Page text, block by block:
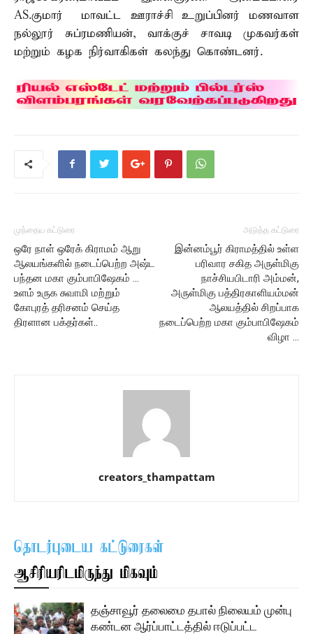
AS.குமார் மாவட்ட ஊராச்சி உறுப்பினர் மணவாள
நல்லூர் சுப்ரமணியன், வாக்குச் சாவடி முகவர்கள்
மற்றும் கழக நிர்வாகிகள் கலந்து கொண்டனர்.
முந்தைய கட்டுரை
ஒரே நாள் ஒரேக் கிராமம் ஆறு
ஆலயங்களில் நடைப்பெற்ற அஷ்ட
பந்தன மகா கும்பாபிஷேகம் …
உளம் உருக சுவாமி மற்றும்
கோபுரத் தரிசனம் செய்த
திரளான பக்தர்கள்..
அடுத்த கட்டுரை
இன்னம்பூர் கிராமத்தில் உள்ள
பரிவார சகித அருள்மிகு
நாச்சியபிடாரி அம்மன்,
அருள்மிகு பத்திரகாளியம்மன்
ஆலயத்தில் சிறப்பாக
நடைப்பெற்ற மகா கும்பாபிஷேகம்
விழா …
creators_thampattam
தொடர்புடைய கட்டுரைகள்
ஆசிரியரிடமிருந்து மிகவும்
தஞ்சாவூர் தலைமை தபால் நிலையம் முன்பு
கண்டன ஆர்ப்பாட்டத்தில் ஈடுப்பட்ட